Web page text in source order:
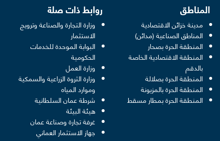
المناطق
مدينة خزائن الاقتصادية
المناطق الصناعية (مدائن)
المنطقة الحرة بصحار
المنطقة الاقتصادية الخاصة
بالدقم
المنطقة الحرة بصلالة
المنطقة الحرة بالمزيونة
المنطقة الحرة بمطار مسقط
روابط ذات صلة
وزارة التجارة والصناعة وترويج
الاستثمار in a new window
البوابة الموحدة للخدمات
الحكوميةin a new window
وزارة العملin a new window
وزارة الثروة الزراعية والسمكية
وموارد المياهin a new window
شرطة عمان السلطانيةwindow
هيئة البيئةin a new window
غرفة تجارة وصناعة عمانwindow
جهاز الاستثمار العمانيwindow